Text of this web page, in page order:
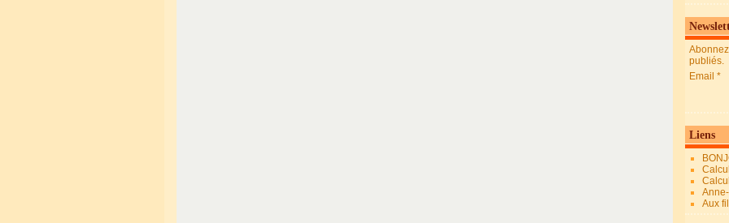
publiés.
Email
Liens
Aux